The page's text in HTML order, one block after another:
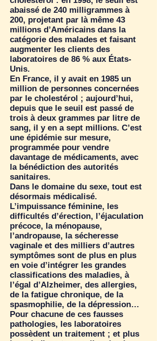
abaissé de 240 milligrammes à
200, projetant par là même 43
millions d’Américains dans la
catégorie des malades et faisant
augmenter les clients des
laboratoires de 86 % aux États-
Unis.
En France, il y avait en 1985 un
million de personnes concernées
par le cholestérol ; aujourd’hui,
depuis que le seuil est passé de
trois à deux grammes par litre de
sang, il y en a sept millions. C’est
une épidémie sur mesure,
programmée pour vendre
davantage de médicaments, avec
la bénédiction des autorités
sanitaires.
Dans le domaine du sexe, tout est
désormais médicalisé.
L’impuissance féminine, les
difficultés d’érection, l’éjaculation
précoce, la ménopause,
l’andropause, la sécheresse
vaginale et des milliers d’autres
symptômes sont de plus en plus
en voie d’intégrer les grandes
classifications des maladies, à
l’égal d’Alzheimer, des allergies,
de la fatigue chronique, de la
spasmophilie, de la dépression…
Pour chacune de ces fausses
pathologies, les laboratoires
possèdent un traitement ; et plus